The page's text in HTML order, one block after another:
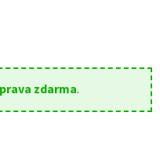
zdarma.